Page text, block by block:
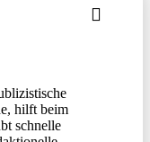
hilft beim
schnelle